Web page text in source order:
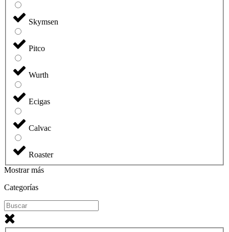
Skymsen
Pitco
Wurth
Ecigas
Calvac
Roaster
Mostrar más
Categorías